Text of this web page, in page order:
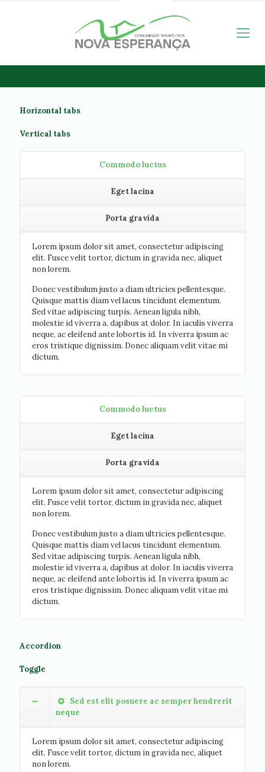
Horizontal tabs
Vertical tabs
Commodo luctus
Eget lacina
Porta gravida
Lorem ipsum dolor sit amet, consectetur adipiscing
elit. Fusce velit tortor, dictum in gravida nec, aliquet
non lorem.
Donec vestibulum justo a diam ultricies pellentesque.
Quisque mattis diam vel lacus tincidunt elementum.
Sed vitae adipiscing turpis. Aenean ligula nibh,
molestie id viverra a, dapibus at dolor. In iaculis viverra
neque, ac eleifend ante lobortis id. In viverra ipsum ac
eros tristique dignissim. Donec aliquam velit vitae mi
dictum.
Commodo luctus
Eget lacina
Porta gravida
Lorem ipsum dolor sit amet, consectetur adipiscing
elit. Fusce velit tortor, dictum in gravida nec, aliquet
non lorem.
Donec vestibulum justo a diam ultricies pellentesque.
Quisque mattis diam vel lacus tincidunt elementum.
Sed vitae adipiscing turpis. Aenean ligula nibh,
molestie id viverra a, dapibus at dolor. In iaculis viverra
neque, ac eleifend ante lobortis id. In viverra ipsum ac
eros tristique dignissim. Donec aliquam velit vitae mi
dictum.
Accordion
Toggle
Sed est elit posuere ac semper hendrerit
neque
Lorem ipsum dolor sit amet, consectetur adipiscing
elit. Fusce velit tortor, dictum in gravida nec, aliquet
non lorem.